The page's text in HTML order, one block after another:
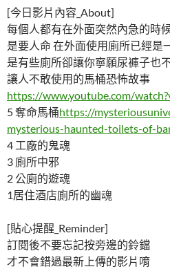
[今日影片內容_About]
每個人都有在外面突然內急的時
是要人命 在外面使用廁所已經是
是有些廁所卻讓你寧願尿褲子也
讓人不敢使用的馬桶恐怖故事
https://www.youtube.com/
5 奪命馬桶https://
mysterious-haunted-toilets-of-
4 工廠的鬼魂
3 廁所中邪
2 公廁的遊魂
1居住酒店廁所的幽魂
[貼心提醒_Reminder]
訂閱後不要忘記按旁邊的鈴鐺
才不會錯過最新上傳的影片唷